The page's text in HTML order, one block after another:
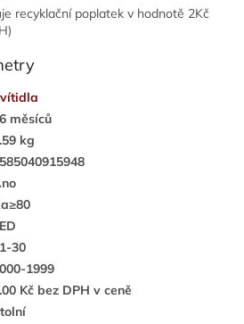
recyklační poplatek v hodnotě 2Kč
měsíců
kg
30
1999
Kč bez DPH v ceně